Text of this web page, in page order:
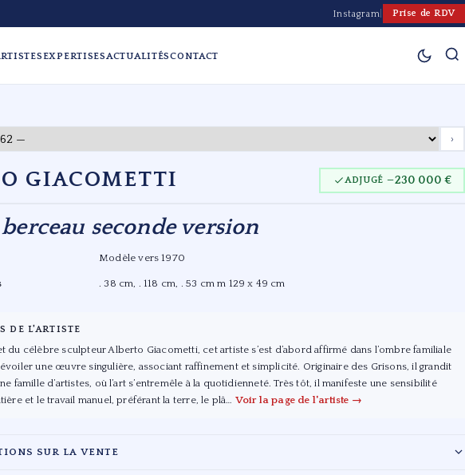
Instagram Prise de RDV
EXPERTISESACTUALITÉSCONTACT
›
GIACOMETTI ADJUGÉ —230 000 €
berceau seconde version
Modèle vers 1970
. 38 cm, . 118 cm, . 53 cm m 129 x 49 cm
DE L'ARTISTE
du célèbre sculpteur Alberto Giacometti, cet artiste s’est d’abord affirmé dans l’ombre familiale
une œuvre singulière, associant raffinement et simplicité. Originaire des Grisons, il grandit
famille d’artistes, où l’art s’entremêle à la quotidienneté. Très tôt, il manifeste une sensibilité
et le travail manuel, préférant la terre, le plâ… Voir la page de l'artiste →
SUR LA VENTE